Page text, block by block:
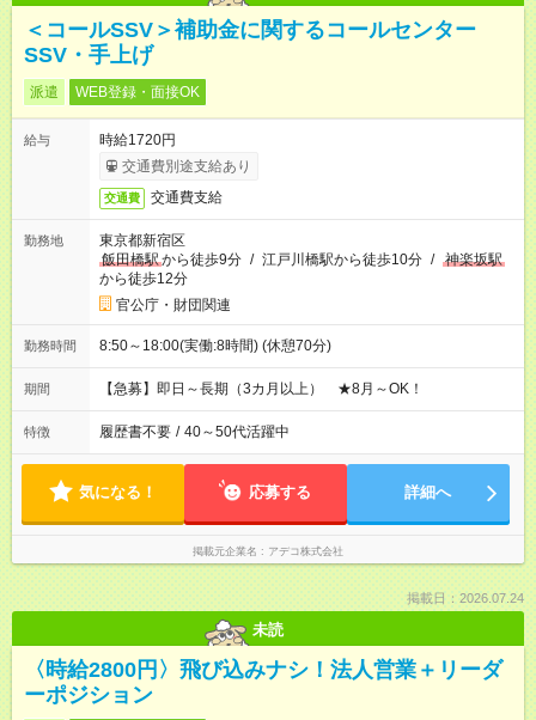
＜コールSSV＞補助金に関するコールセンター
SSV・手上げ
派遣 WEB登録・面接OK
給与
時給1720円
交通費別途支給あり
交通費 交通費支給
勤務地
東京都新宿区
飯田橋駅から徒歩9分 / 江戸川橋駅から徒歩10分 / 神楽坂駅
から徒歩12分
官公庁・財団関連
勤務時間 8:50～18:00(実働:8時間) (休憩70分)
期間 【急募】即日～長期（3カ月以上） ★8月～OK！
特徴 履歴書不要 / 40～50代活躍中
気になる！ 応募する 詳細へ
掲載元企業名 アデコ株式会社
掲載日：2026.07.24
未読
〈時給2800円〉飛び込みナシ！法人営業＋リーダ
ーポジション